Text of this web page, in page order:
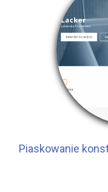
Piaskowanie